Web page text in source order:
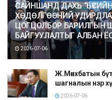
САЙНШАНД ДАХЬ
ХӨДӨЛГӨӨНИЙ
ЦОГЦОЛБОР БАРИЛГЫН
БАЙГУУЛАЛТЫГ АЛБАН
2026-07-06
Ж.Мөнхбатын
шагналын нэр
2026-07-06